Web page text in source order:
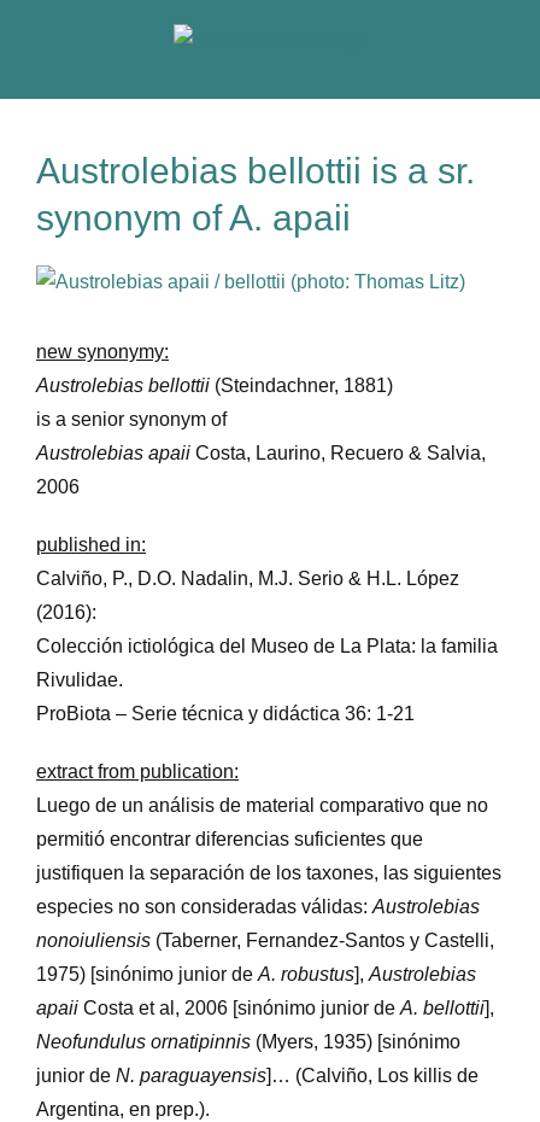
Austrolebias bellottii is a sr.
synonym of A. apaii
View
Image
new synonymy:
Austrolebias bellottii (Steindachner, 1881)
is a senior synonym of
Austrolebias apaii Costa, Laurino, Recuero & Salvia,
2006
published in:
Calviño, P., D.O. Nadalin, M.J. Serio & H.L. López
(2016):
Colección ictiológica del Museo de La Plata: la familia
Rivulidae.
ProBiota – Serie técnica y didáctica 36: 1-21
extract from publication:
Luego de un análisis de material comparativo que no
permitió encontrar diferencias suficientes que
justifiquen la separación de los taxones, las siguientes
especies no son consideradas válidas: Austrolebias
nonoiuliensis (Taberner, Fernandez-Santos y Castelli,
1975) [sinónimo junior de A. robustus], Austrolebias
apaii Costa et al, 2006 [sinónimo junior de A. bellottii],
Neofundulus ornatipinnis (Myers, 1935) [sinónimo
junior de N. paraguayensis]… (Calviño, Los killis de
Argentina, en prep.).